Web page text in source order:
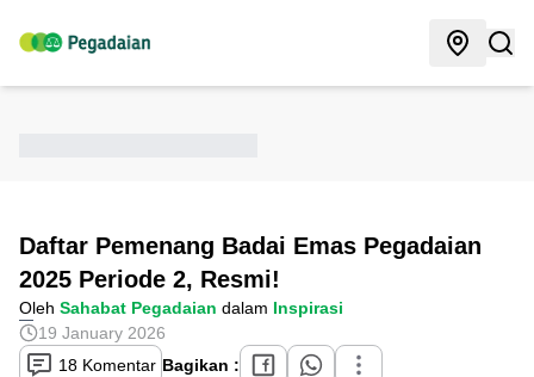
Daftar Pemenang Badai Emas Pegadaian
2025 Periode 2, Resmi!
Oleh Sahabat Pegadaian dalam Inspirasi
19 January 2026
18 Komentar Bagikan :